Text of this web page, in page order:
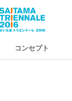
コンセプト